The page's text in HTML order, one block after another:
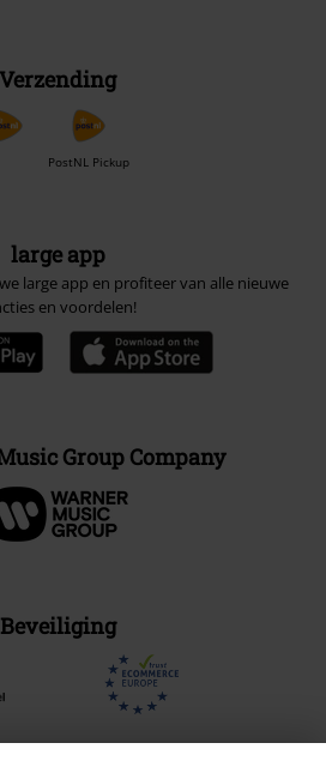
Verzending
PostNL Pickup
large app
large app en profiteer van alle nieuwe
en voordelen!
Group Company
Beveiliging